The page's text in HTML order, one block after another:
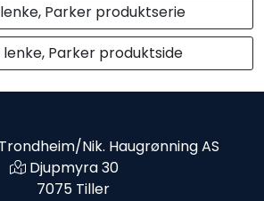
Parker produktserie
lenke, Parker produktside
Nik. Haugrønning AS
Djupmyra 30
7075 Tiller